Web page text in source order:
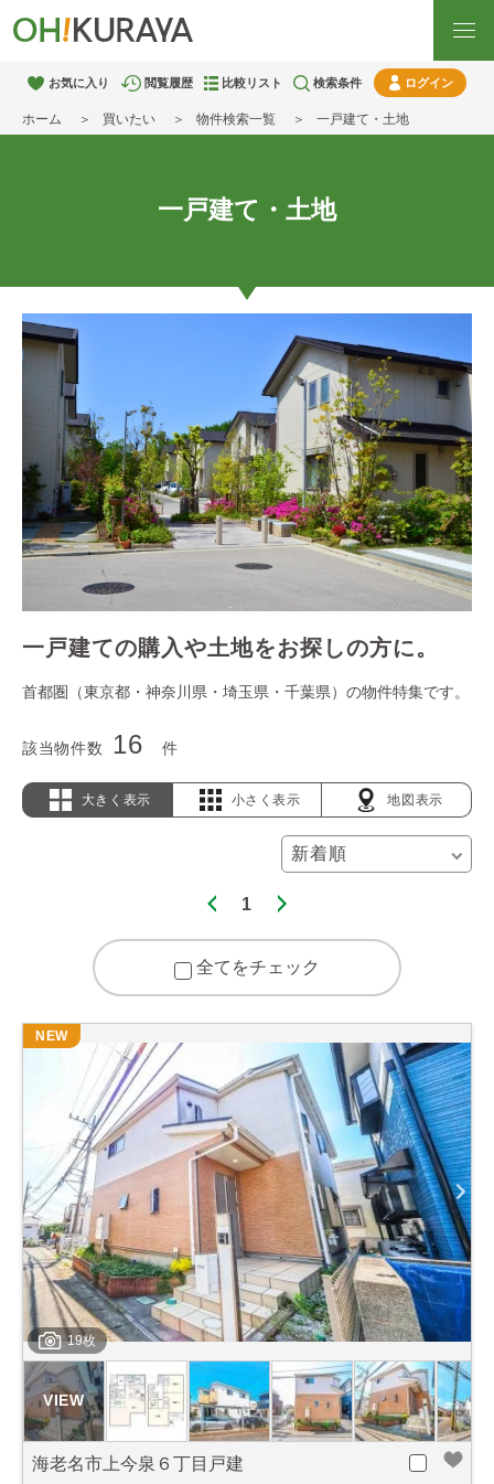
お気に入り 閲覧履歴 比較リスト 検索条件 ログイン
ホーム 買いたい 物件検索一覧 一戸建て・土地
一戸建て・土地
一戸建ての購入や土地をお探しの方に。
首都圏（東京都・神奈川県・埼玉県・千葉県）の物件特集です。
該当物件数 16 件
大きく表示 小さく表示 地図表示
1
全てをチェック
19枚
NEW
海老名市上今泉６丁目戸建